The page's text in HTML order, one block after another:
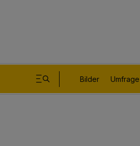
Bilder Umfrage